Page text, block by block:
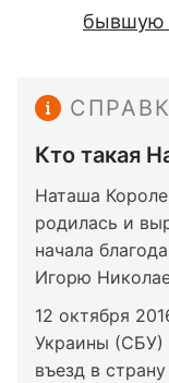
бывшую
Кто такая
Наташа
родилась и
начала
Игорю
12 октября
Украины (СБУ)
въезд в